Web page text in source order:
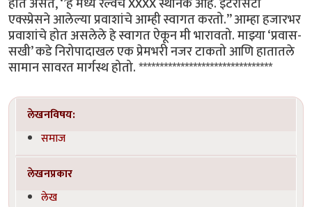
एक्स्प्रेसने आलेल्या प्रवाशांचे आम्ही स्वागत करतो.’’ आम्हा हजारभर
प्रवाशांचे होत असलेले हे स्वागत ऐकून मी भारावतो. माझ्या ‘प्रवास-
सखी’ कडे निरोपादाखल एक प्रेमभरी नजर टाकतो आणि हातातले
सामान सावरत मार्गस्थ होतो. ********************************
लेखनविषय:
समाज
लेखनप्रकार
लेख